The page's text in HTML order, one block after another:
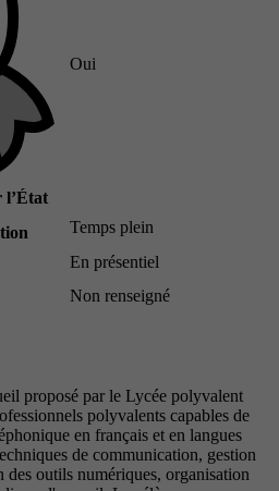
l’État
Oui
Temps plein
En présentiel
Non renseigné
proposé par le Lycée polyvalent
polyvalents capables de
en français et en langues
de communication, gestion
outils numériques, organisation